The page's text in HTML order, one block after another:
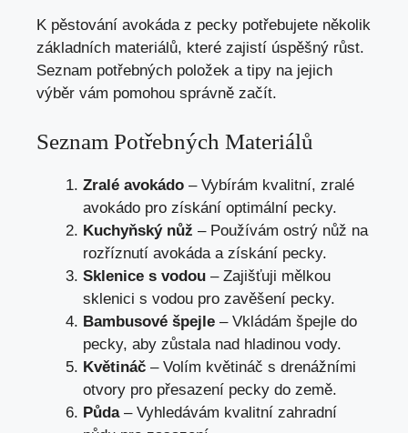
K pěstování avokáda z pecky potřebujete několik
základních materiálů, které zajistí úspěšný růst.
Seznam potřebných položek a tipy na jejich
výběr vám pomohou správně začít.
Seznam Potřebných Materiálů
Zralé avokádo – Vybírám kvalitní, zralé
avokádo pro získání optimální pecky.
Kuchyňský nůž – Používám ostrý nůž na
rozříznutí avokáda a získání pecky.
Sklenice s vodou – Zajišťuji mělkou
sklenici s vodou pro zavěšení pecky.
Bambusové špejle – Vkládám špejle do
pecky, aby zůstala nad hladinou vody.
Květináč – Volím květináč s drenážními
otvory pro přesazení pecky do země.
Půda– Vyhledávám kvalitní zahradní